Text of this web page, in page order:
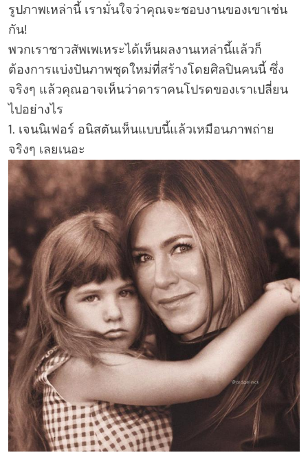
รูปภาพเหล่านี้ เรามั่นใจว่าคุณจะชอบงานของเขาเช่น
กัน!
พวกเราชาวสัพเพเหระได้เห็นผลงานเหล่านี้แล้วก็
ต้องการแบ่งปันภาพชุดใหม่ที่สร้างโดยศิลปินคนนี้ ซึ่ง
จริงๆ แล้วคุณอาจเห็นว่าดาราคนโปรดของเราเปลี่ยน
ไปอย่างไร
1. เจนนิเฟอร์ อนิสตันเห็นแบบนี้แล้วเหมือนภาพถ่าย
จริงๆ เลยเนอะ